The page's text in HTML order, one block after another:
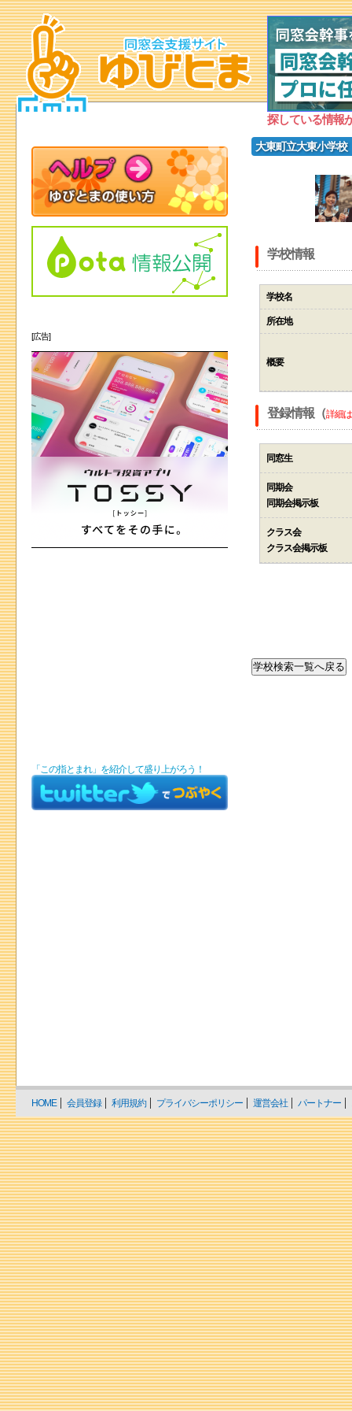
探している情報
大東町立大東小学校
学校情報
学校名
所在地
概要
登録情報（詳細
同窓生
同期会
同期会掲示板
クラス会
クラス会掲示板
[広告]
「この指とまれ」を紹介して盛り上がろう！
HOME 会員登録 利用規約 プライバシーポリシー 運営会社 パートナー